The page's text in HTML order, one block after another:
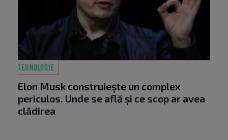
TEHNOLOGIE
Elon Musk construiește un complex
periculos. Unde se află și ce scop ar avea
clădirea